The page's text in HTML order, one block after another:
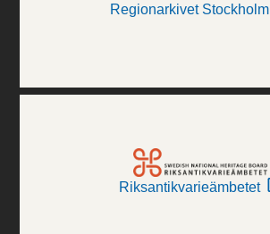
Regionarkivet Stockholm
Riksantikvarieämbetet